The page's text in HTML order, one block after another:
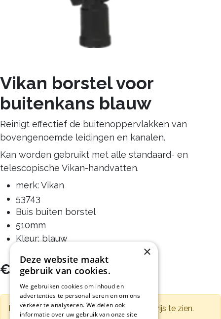
Vikan borstel voor
buitenkans blauw
Reinigt effectief de buitenoppervlakken van
bovengenoemde leidingen en kanalen.
Kan worden gebruikt met alle standaard- en
telescopische Vikan-handvatten.
merk: Vikan
53743
Buis buiten borstel
510mm
Kleur: blauw
€ 20,48Excl. BTW
Ben je professional,log dan inom jouw prijs te zien.
×
Deze website maakt
gebruik van cookies.
We gebruiken cookies om inhoud en
advertenties te personaliseren en om ons
verkeer te analyseren. We delen ook
informatie over uw gebruik van onze site